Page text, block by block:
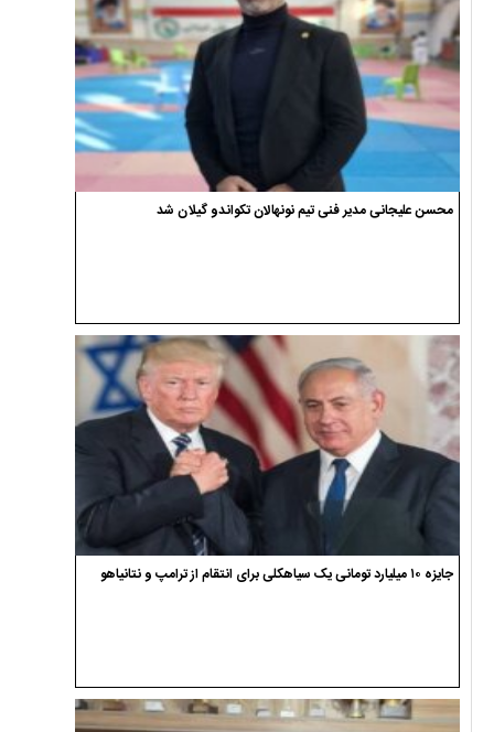
محسن علیجانی مدیر فنی تیم نونهالان تکواندو گیلان شد
جایزه ۱۰ میلیارد تومانی یک سیاهکلی برای انتقام از ترامپ و نتانیاهو